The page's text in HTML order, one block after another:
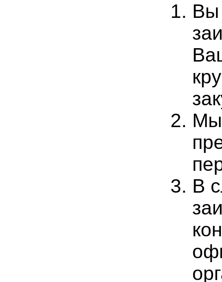
Вы
Мы
В